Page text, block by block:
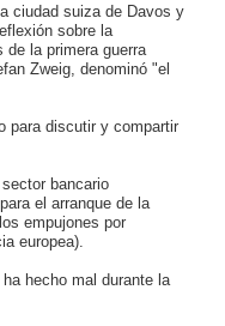
ciudad suiza de Davos y
sobre la
de la primera guerra
Zweig, denominó "el
para discutir y compartir
bancario
el arranque de la
empujones por
europea).
hecho mal durante la